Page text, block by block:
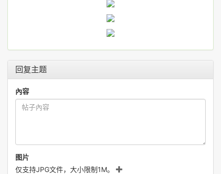
回复主题
內容
图片
仅支持JPG文件，大小限制1M。